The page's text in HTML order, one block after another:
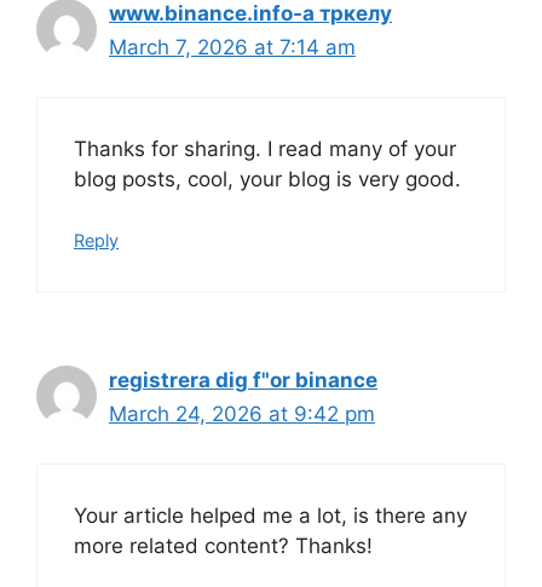
www.binance.info-а тркелу
March 7, 2026 at 7:14 am
Thanks for sharing. I read many of your
blog posts, cool, your blog is very good.
Reply
registrera dig f"or binance
March 24, 2026 at 9:42 pm
Your article helped me a lot, is there any
more related content? Thanks!